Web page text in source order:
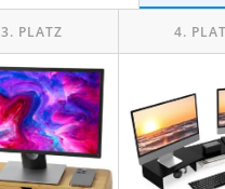
RollcontainerTest
Bindegeräte